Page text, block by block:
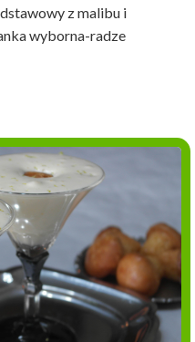
z malibu i
wyborna-radze